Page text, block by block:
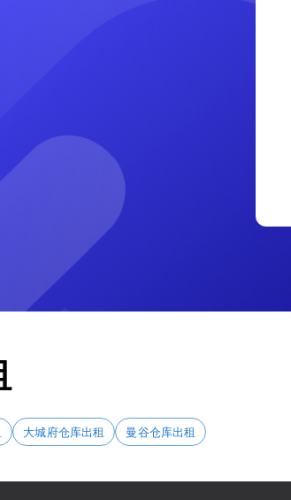
大城府仓库出租 曼谷仓库出租